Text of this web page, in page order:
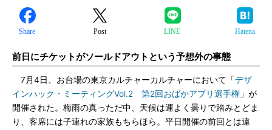
Share Post LINE Hatena
前日にチケットがソールドアウトという予想外の事態
7月4日、お台場の東京カルチャーカルチャーにおいて「デザ
インハック・ミーティングVol.2 第2回おばかアプリ選手権 」が
開催された。梅雨の真っただ中、天候は運よく曇りで踏みとどま
り、客席には子連れの家族もちらほら。平日開催の前回とは違